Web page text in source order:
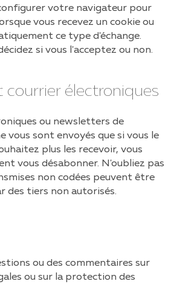
votre navigateur pour
vous recevez un cookie ou
ce type d'échange.
si vous l'acceptez ou non.
courrier électroniques
ou newsletters de
vous sont envoyés que si vous le
plus les recevoir, vous
vous désabonner. N'oubliez pas
non codées peuvent être
des tiers non autorisés.
ou des commentaires sur
ou sur la protection des